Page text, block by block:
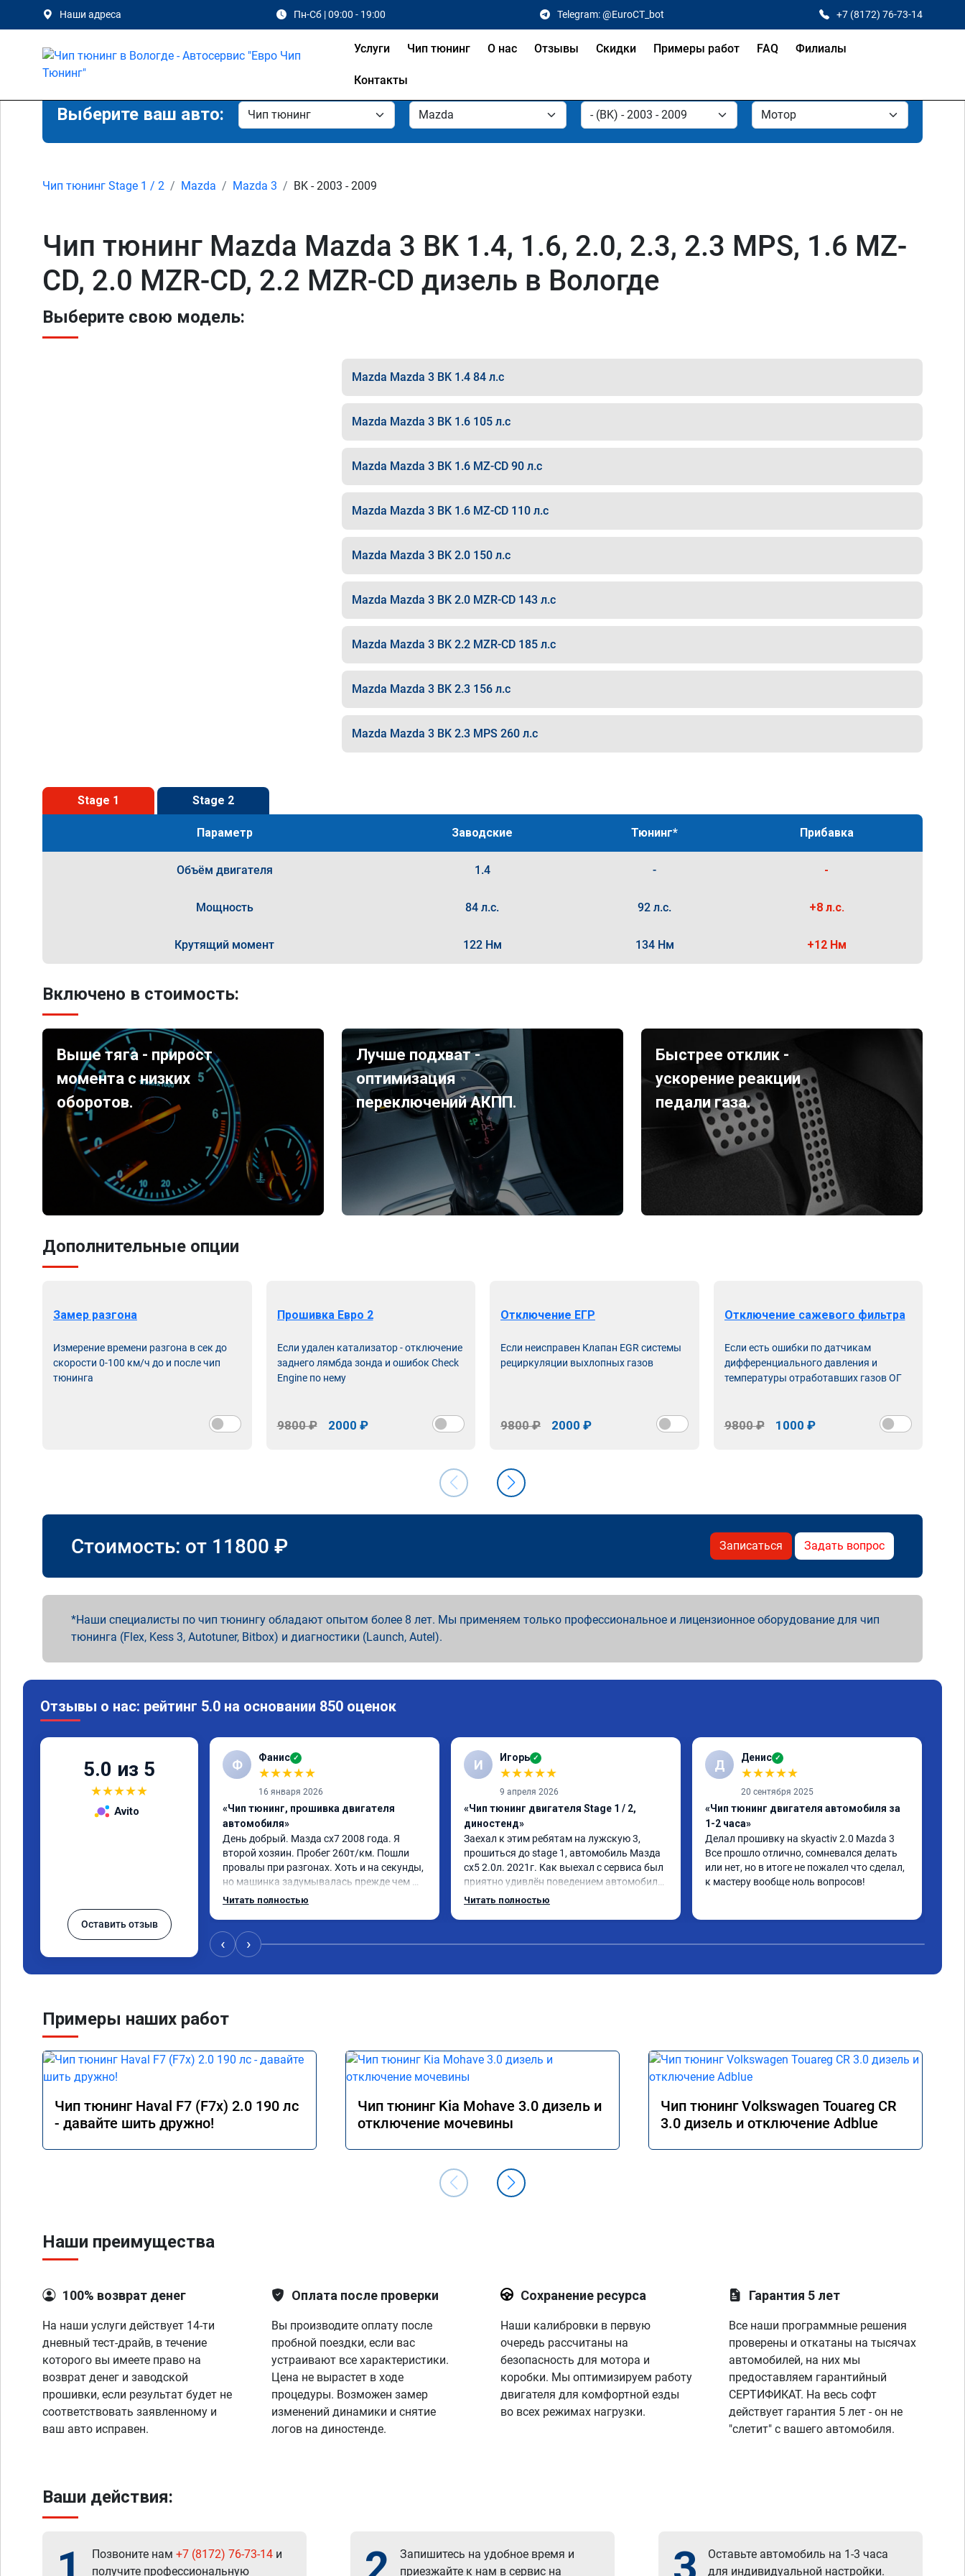
Наши адреса Пн-Сб | 09:00 - 19:00 Telegram: @EuroCT_bot +7 (8172) 76-73-14
Услуги Чип тюнинг О нас Отзывы Скидки Примеры работ FAQ Филиалы
Контакты
Выберите ваш авто:
Чип тюнинг Stage 1 / 2 Mazda Mazda 3 BK - 2003 - 2009
Чип тюнинг Mazda Mazda 3 BK 1.4, 1.6, 2.0, 2.3, 2.3 MPS, 1.6 MZ-
CD, 2.0 MZR-CD, 2.2 MZR-CD дизель в Вологде
Выберите свою модель:
Mazda Mazda 3 BK 1.4 84 л.с
Mazda Mazda 3 BK 1.6 105 л.с
Mazda Mazda 3 BK 1.6 MZ-CD 90 л.с
Mazda Mazda 3 BK 1.6 MZ-CD 110 л.с
Mazda Mazda 3 BK 2.0 150 л.с
Mazda Mazda 3 BK 2.0 MZR-CD 143 л.с
Mazda Mazda 3 BK 2.2 MZR-CD 185 л.с
Mazda Mazda 3 BK 2.3 156 л.с
Mazda Mazda 3 BK 2.3 MPS 260 л.с
Stage 1 Stage 2
Параметр Заводские Тюнинг* Прибавка
Объём двигателя 1.4 - -
Мощность 84 л.с. 92 л.с. +8 л.с.
Крутящий момент 122 Нм 134 Нм +12 Нм
Включено в стоимость:
Выше тяга - прирост
момента с низких
оборотов.
Лучше подхват -
оптимизация
переключений АКПП.
Быстрее отклик -
ускорение реакции
педали газа.
Дополнительные опции
Замер разгона
Измерение времени разгона в сек до
скорости 0-100 км/ч до и после чип
тюнинга
Прошивка Евро 2
Если удален катализатор - отключение
заднего лямбда зонда и ошибок Check
Engine по нему
9800 ₽ 2000 ₽
Отключение ЕГР
Если неисправен Клапан EGR системы
рециркуляции выхлопных газов
9800 ₽ 2000 ₽
Отключение сажевого фильтра
Если есть ошибки по датчикам
дифференциального давления и
температуры отработавших газов ОГ
9800 ₽ 1000 ₽
Стоимость: от 11800 ₽ Записаться Задать вопрос
Наши специалисты по чип тюнингу обладают опытом более 8 лет. Мы применяем только профессиональное и лицензионное оборудование для чип
тюнинга (Flex, Kess 3, Autotuner, Bitbox) и диагностики (Launch, Autel).
Отзывы о нас: рейтинг 5.0 на основании 850 оценок
5.0 из 5
★★★★★
Avito
Оставить отзыв
Ф Фанис ✓
★★★★★
16 января 2026
«Чип тюнинг, прошивка двигателя
автомобиля»
День добрый. Мазда сх7 2008 года. Я
второй хозяин. Пробег 260т/км. Пошли
провалы при разгонах. Хоть и на секунды,
но машинка задумывалась прежде чем
разогнаться. Года 4 назад удалял
пообщавшись с людьми, решил всё таки
сделать перепрошивку. Увидел в авито
конечно отличается от заявленной. Но
а летит прям. Парням благодарность!!!!
Читать полностью
И Игорь ✓
★★★★★
9 апреля 2026
«Чип тюнинг двигателя Stage 1 / 2,
диностенд»
Заехал к этим ребятам на лужскую 3,
прошиться до stage 1, автомобиль Мазда
сх5 2.0л. 2021г. Как выехал с сервиса был
приятно удивлён поведением автомобиля,
педаль газа стала отзывчивее, и резче что
Читать полностью
Д Денис ✓
★★★★★
20 сентября 2025
«Чип тюнинг двигателя автомобиля за
1-2 часа»
Делал прошивку на skyactiv 2.0 Mazda 3
Все прошло отлично, сомневался делать
или нет, но в итоге не пожалел что сделал,
к мастеру вообще ноль вопросов!
‹ ›
Примеры наших работ
Чип тюнинг Haval F7 (F7x) 2.0 190 лс
- давайте шить дружно!
Чип тюнинг Kia Mohave 3.0 дизель и
отключение мочевины
Чип тюнинг Volkswagen Touareg CR
3.0 дизель и отключение Adblue
Наши преимущества
100% возврат денег
На наши услуги действует 14-ти
дневный тест-драйв, в течение
которого вы имеете право на
возврат денег и заводской
прошивки, если результат будет не
соответствовать заявленному и
ваш авто исправен.
Оплата после проверки
Вы производите оплату после
пробной поездки, если вас
устраивают все характеристики.
Цена не вырастет в ходе
процедуры. Возможен замер
изменений динамики и снятие
логов на диностенде.
Сохранение ресурса
Наши калибровки в первую
очередь рассчитаны на
безопасность для мотора и
коробки. Мы оптимизируем работу
двигателя для комфортной езды
во всех режимах нагрузки.
Гарантия 5 лет
Все наши программные решения
проверены и откатаны на тысячах
автомобилей, на них мы
предоставляем гарантийный
СЕРТИФИКАТ. На весь софт
действует гарантия 5 лет - он не
"слетит" с вашего автомобиля.
Ваши действия:
Позвоните нам +7 (8172) 76-73-14 и
получите профессиональную
Запишитесь на удобное время и
приезжайте к нам в сервис на
Оставьте автомобиль на 1-3 часа
для индивидуальной настройки.